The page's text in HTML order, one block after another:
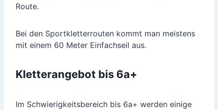
Route.
Bei den Sportkletterrouten kommt man meistens
mit einem 60 Meter Einfachseil aus.
Kletterangebot bis 6a+
Im Schwierigkeitsbereich bis 6a+ werden einige